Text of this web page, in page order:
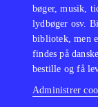
bøger, musik,
lydbøger osv.
bibliotek, men
findes på
bestille og få
Administrer